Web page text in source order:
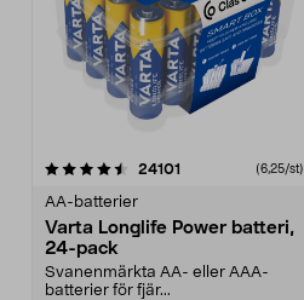
24101 recensioner(6,25/st)
AA-batterier
Varta Longlife Power batteri,
24-pack
Svanenmärkta AA- eller AAA-
batterier för fjär...
4.5av 5 stjärnor